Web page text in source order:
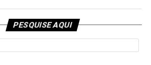
PESQUISE AQUI